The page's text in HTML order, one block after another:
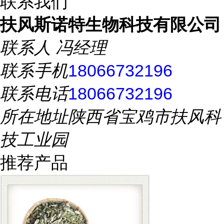
扶风斯诺特生物科技有限公司
联系人 冯经理
联系手机18066732196
联系电话18066732196
所在地址陕西省宝鸡市扶风科
技工业园
推荐产品